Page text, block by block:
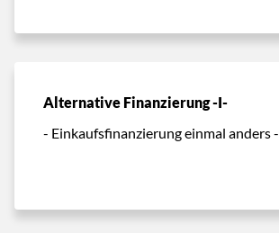
Alternative Finanzierung -I-
- Einkaufsfinanzierung einmal anders -